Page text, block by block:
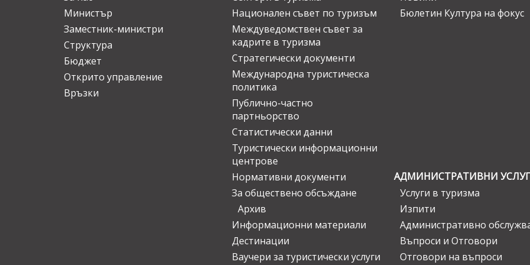
Министър
Заместник-министри
Структура
Бюджет
Открито управление
Връзки
Национален съвет по туризъм
Междуведомствен съвет за
кадрите в туризма
Стратегически документи
Международна туристическа
политика
Публично-частно
партньорство
Статистически данни
Туристически информационни
центрове
Нормативни документи
За обществено обсъждане
Архив
Информационни материали
Дестинации
Ваучери за туристически услуги
Бюлетин Култура на фокус
АДМИНИСТРАТИВНИ
Услуги в туризма
Изпити
Административно
Въпроси и Отговори
Отговори на въпроси